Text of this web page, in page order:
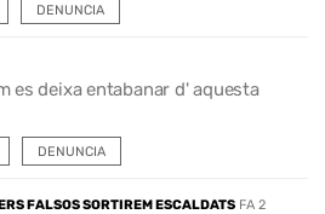
DENUNCIA
es deixa entabanar d' aquesta
DENUNCIA
FALSOS SORTIREM ESCALDATS FA 2